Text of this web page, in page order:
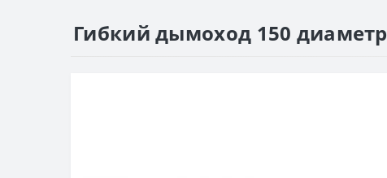
Гибкий дымоход 150 диаметр